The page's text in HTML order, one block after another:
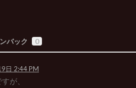
バック 0
日 2:44 PM
が、